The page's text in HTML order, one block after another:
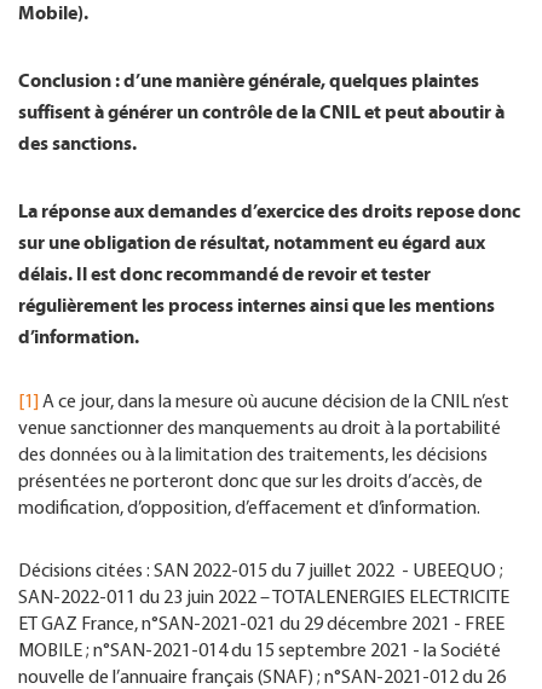
Mobile).
Conclusion : d’une manière générale, quelques plaintes
suffisent à générer un contrôle de la CNIL et peut aboutir à
des sanctions.
La réponse aux demandes d’exercice des droits repose donc
sur une obligation de résultat, notamment eu égard aux
délais. Il est donc recommandé de revoir et tester
régulièrement les process internes ainsi que les mentions
d’information.
[1]
A ce jour, dans la mesure où aucune décision de la CNIL n’est
venue sanctionner des manquements au droit à la portabilité
des données ou à la limitation des traitements, les décisions
présentées ne porteront donc que sur les droits d’accès, de
modification, d’opposition, d’effacement et d’information.
Décisions citées : SAN 2022-015 du 7 juillet 2022 - UBEEQUO ;
SAN-2022-011 du 23 juin 2022 – TOTALENERGIES ELECTRICITE
ET GAZ France, n°SAN-2021-021 du 29 décembre 2021 - FREE
MOBILE ; n°SAN-2021-014 du 15 septembre 2021 - la Société
nouvelle de l’annuaire français (SNAF) ; n°SAN-2021-012 du 26